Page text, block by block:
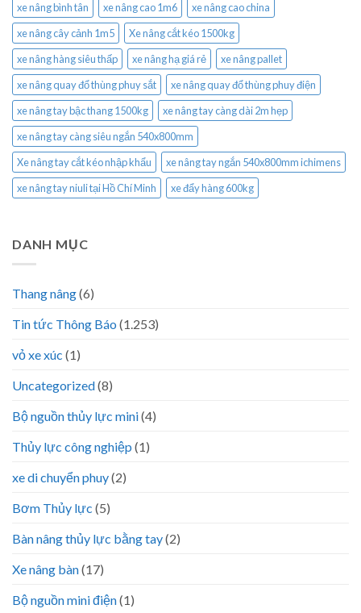
xe nâng bình tân
xe nâng cao 1m6
xe nâng cao china
xe nâng cây cảnh 1m5
Xe nâng cắt kéo 1500kg
xe nâng hàng siêu thấp
xe nâng hạ giá rẻ
xe nâng pallet
xe nâng quay đổ thùng phuy sắt
xe nâng quay đổ thùng phuy điện
xe nâng tay bậc thang 1500kg
xe nâng tay càng dài 2m hẹp
xe nâng tay càng siêu ngắn 540x800mm
Xe nâng tay cắt kéo nhập khẩu
xe nâng tay ngắn 540x800mm ichimens
xe nâng tay niuli tại Hồ Chí Minh
xe đẩy hàng 600kg
DANH MỤC
Thang nâng(6)
Tin tức Thông Báo (1.253)
vỏ xe xúc (1)
Uncategorized(8)
Bộ nguồn thủy lực mini(4)
Thủy lực công nghiệp (1)
xe di chuyển phuy(2)
Bơm Thủy lực (5)
Bàn nâng thủy lực bằng tay(2)
Xe nâng bàn(17)
Bộ nguồn mini điện(1)